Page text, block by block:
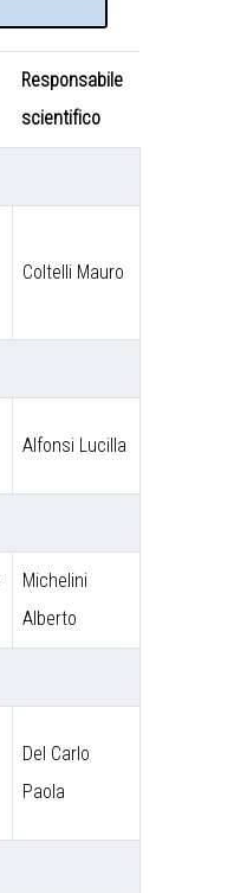
Responsabile
scientifico
Coltelli Mauro
Alfonsi Lucilla
Michelini
Alberto
Del Carlo
Paola